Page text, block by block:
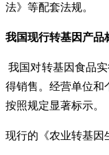
法》等配套法规。
我国现行转基因产品
我国对转基因食品
得销售。经营单位和
按照规定显著标示。
现行的《农业转基因